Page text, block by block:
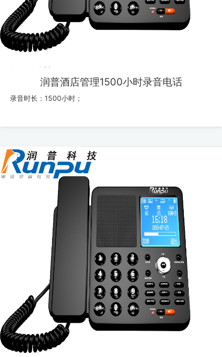
润普酒店管理1500小时录音电话
录音时长：1500小时；